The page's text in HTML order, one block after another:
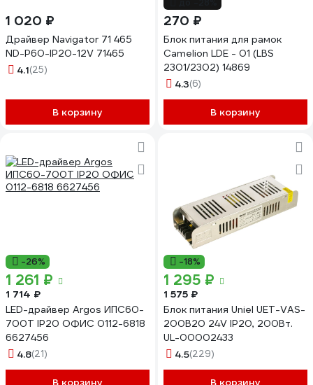
1 020 ₽
Драйвер Navigator 71 465
ND-P60-IP20-12V 71465
4.1(25)
В корзину
270 ₽
Блок питания для рамок
Camelion LDE - 01 (LBS
2301/2302) 14869
4.3(6)
В корзину
-26%
1 261 ₽
1 714 ₽
LED-драйвер Argos ИПС60-
700Т IP20 ОФИС 0112-6818
6627456
4.8(21)
В корзину
-18%
1 295 ₽
1 575 ₽
Блок питания Uniel UET-VAS-
200B20 24V IP20, 200Вт.
UL-00002433
4.5(229)
В корзину